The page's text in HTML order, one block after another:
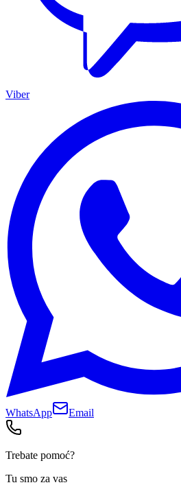
Viber
WhatsApp Email
Trebate pomoć?
Tu smo za vas